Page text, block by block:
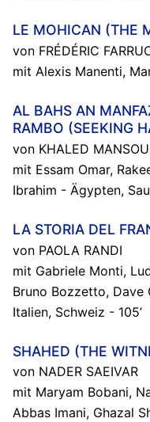
LE MOHICAN (THE
von FRÉDÉRIC
mit Alexis Manenti,
AL BAHS AN
RAMBO (SEEKING
von KHALED
mit Essam Omar,
Ibrahim - Ägypten,
LA STORIA DEL
von PAOLA RANDI
mit Gabriele Monti,
Bruno Bozzetto, Dave
Italien, Schweiz - 105’
SHAHED (THE
von NADER SAEIVAR
mit Maryam Bobani,
Abbas Imani, Ghazal